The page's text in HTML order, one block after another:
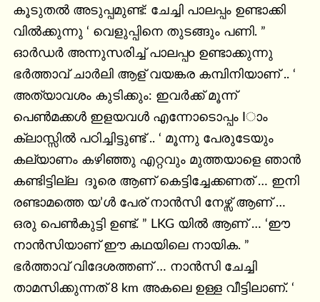
കൂടുതൽ അടുപ്പമുണ്ട്: ചേച്ചി പാലപ്പം ഉണ്ടാക്കി
വിൽക്കുന്നു ‘ വെളുപ്പിനെ തുടങ്ങും പണി. ”
ഓർഡർ അന്നുസരിച്ച് പാലപ്പo ഉണ്ടാക്കുന്നു
ഭർത്താവ് ചാർലി ആള് വയങ്കര കമ്പിനിയാണ് .. ‘
അത്യാവശം കുടിക്കും: ഇവർക്ക് മൂന്ന്
പെൺമക്കൾ ഇളയവൾ എന്നോടൊപ്പം Iാം
ക്ലാസ്സിൽ പഠിച്ചിട്ടുണ്ട് .. ‘ മൂന്നു പേരുടേയും
കല്യാണം കഴിഞ്ഞു എറ്റവും മുത്തയാളെ ഞാൻ
കണ്ടിട്ടില്ല  ദൂരെ ആണ് കെട്ടിച്ചേക്കണത് … ഇനി
രണ്ടാമത്തെ യ’ൾ പേര് നാൻസി നേഴ്സ് ആണ് …
ഒരു പെൺകുട്ടി ഉണ്ട്. ” LKG യിൽ ആണ് … ‘ഈ
നാൻസിയാണ് ഈ കഥയിലെ നായിക. ”
ഭർത്താവ് വിദേശത്തണ് … നാൻസി ചേച്ചി
താമസിക്കുന്നത് 8 km അകലെ ഉള്ള വീട്ടിലാണ്. ‘